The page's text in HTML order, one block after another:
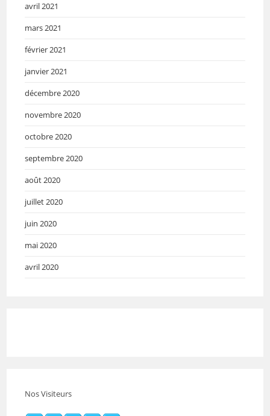
avril 2021
mars 2021
février 2021
janvier 2021
décembre 2020
novembre 2020
octobre 2020
septembre 2020
août 2020
juillet 2020
juin 2020
mai 2020
avril 2020
Nos Visiteurs